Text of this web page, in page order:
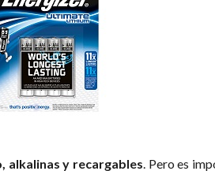
alkalinas y recargables. Pero es